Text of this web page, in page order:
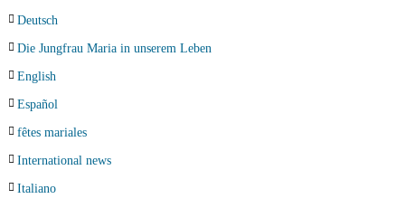
Deutsch
Die Jungfrau Maria in unserem Leben
English
Español
fêtes mariales
International news
Italiano